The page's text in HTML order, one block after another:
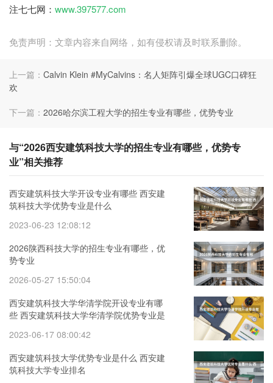
注七七网： www.397577.com
免责声明：文章内容来自网络，如有侵权请及时联系删除。
上一篇： Calvin Klein #MyCalvins：名人矩阵引爆全球UGC口碑狂
欢
下一篇： 2026哈尔滨工程大学的招生专业有哪些，优势专业
与“2026西安建筑科技大学的招生专业有哪些，优势专
业”相关推荐
西安建筑科技大学开设专业有哪些 西安建
筑科技大学优势专业是什么
2023-06-23 12:08:12
2026陕西科技大学的招生专业有哪些，优
势专业
2026-05-27 15:50:04
西安建筑科技大学华清学院开设专业有哪
些 西安建筑科技大学华清学院优势专业是
2023-06-17 08:00:42
西安建筑科技大学优势专业是什么 西安建
筑科技大学专业排名